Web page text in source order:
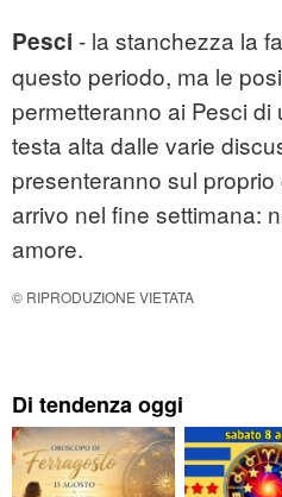
Pesci - la stanchezza la
questo periodo, ma le
permetteranno ai Pesci di
testa alta dalle varie
presenteranno sul
arrivo nel fine settimana:
amore.
© RIPRODUZIONE VIETATA
Di tendenza oggi